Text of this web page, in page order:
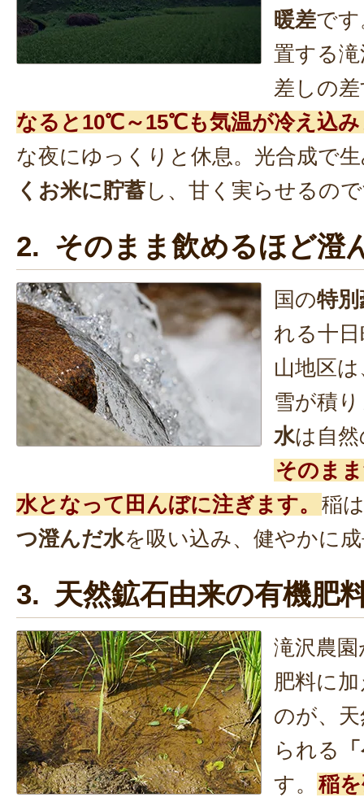
暖差で
置する
差しの
なると10℃～15℃も気温が冷え込み
な夜にゆっくりと休息。光合成で
くお米に貯蓄し、甘く実らせるの
2. そのまま飲めるほど澄
国の特別
れる十
山地区
雪が積
水は自
そのま
水となって田んぼに注ぎます。 稲は
つ澄んだ水を吸い込み、健やかに
3. 天然鉱石由来の有機肥
滝沢農
肥料に
のが、
られる
す。 稲